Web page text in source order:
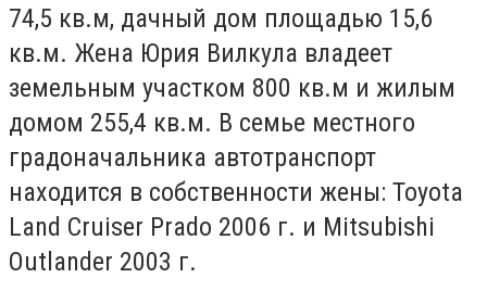
74,5 кв.м, дачный дом площадью 15,6
кв.м. Жена Юрия Вилкула владеет
земельным участком 800 кв.м и жилым
домом 255,4 кв.м. В семье местного
градоначальника автотранспорт
находится в собственности жены: Toyota
Land Cruiser Prado 2006 г. и Mitsubishi
Outlander 2003 г.